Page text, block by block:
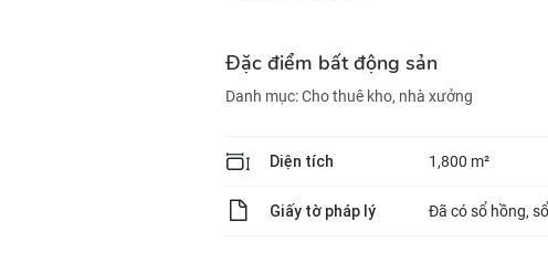
Đặc điểm bất động sản
Danh mục:Cho thuê kho, nhà xưởng
Diện tích 1,800 m²
Giấy tờ pháp lý Đã có sổ hồng,